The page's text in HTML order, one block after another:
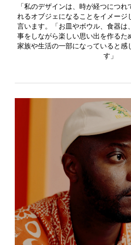
「私のデザインは、時が経つにつれ
れるオブジェになることをイメージ
言います。「お皿やボウル、食器は
事をしながら楽しい思い出を作るた
家族や生活の一部になっていると感
す」